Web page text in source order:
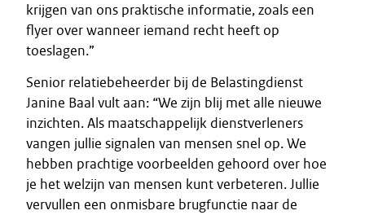
krijgen van ons praktische informatie, zoals een
flyer over wanneer iemand recht heeft op
toeslagen.”
Senior relatiebeheerder bij de Belastingdienst
Janine Baal vult aan: “We zijn blij met alle nieuwe
inzichten. Als maatschappelijk dienstverleners
vangen jullie signalen van mensen snel op. We
hebben prachtige voorbeelden gehoord over hoe
je het welzijn van mensen kunt verbeteren. Jullie
vervullen een onmisbare brugfunctie naar de